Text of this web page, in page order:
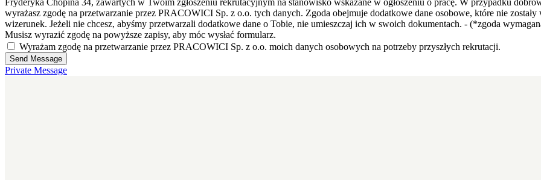
Fryderyka Chopina 34, zawartych w Twoim zgłoszeniu rekrutacyjnym na stanowisko wskazane w ogłoszeniu o pracę. W przypadku
wyrażasz zgodę na przetwarzanie przez PRACOWICI Sp. z o.o. tych danych. Zgoda obejmuje dodatkowe dane osobowe, które nie
wizerunek. Jeżeli nie chcesz, abyśmy przetwarzali dodatkowe dane o Tobie, nie umieszczaj ich w swoich dokumentach. - (*zgoda
Musisz wyrazić zgodę na powyższe zapisy, aby móc wysłać formularz.
Wyrażam zgodę na przetwarzanie przez PRACOWICI Sp. z o.o. moich danych osobowych na potrzeby przyszłych rekrutacji.
Send Message
Private Message